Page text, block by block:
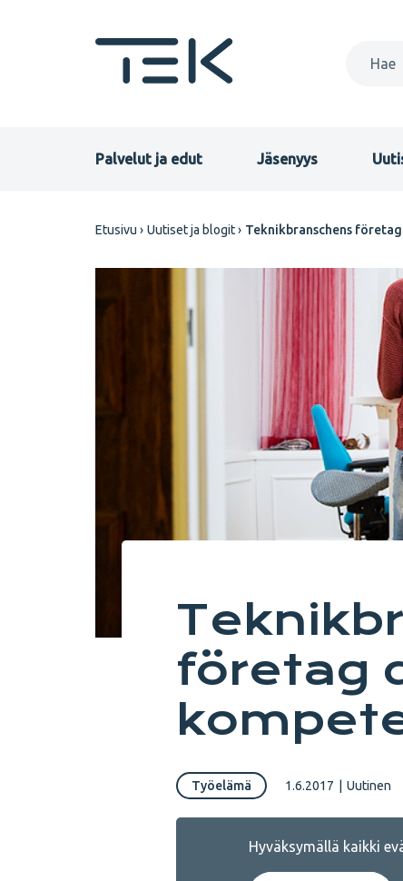
Primary
Palvelut ja edut Jäsenyys
Etusivu Uutiset ja blogit Teknikbranschens
företag
Työelämä 1.6.2017 Uutinen
Hyväksymällä kaikki